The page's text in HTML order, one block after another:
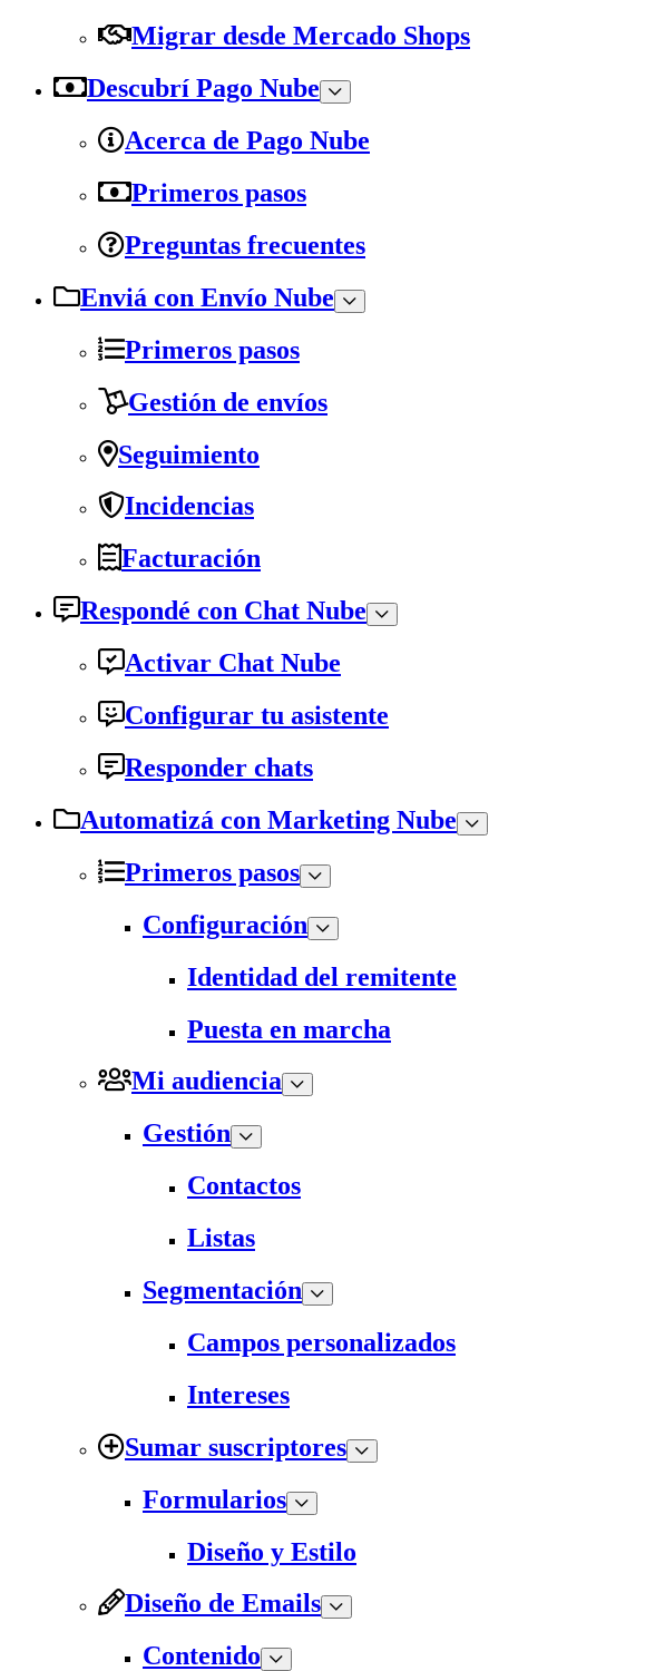
Migrar desde Mercado Shops
Descubrí Pago Nube
Acerca de Pago Nube
Primeros pasos
Preguntas frecuentes
Enviá con Envío Nube
Primeros pasos
Gestión de envíos
Seguimiento
Incidencias
Facturación
Respondé con Chat Nube
Activar Chat Nube
Configurar tu asistente
Responder chats
Automatizá con Marketing Nube
Primeros pasos
Configuración
Identidad del remitente
Puesta en marcha
Mi audiencia
Gestión
Contactos
Listas
Segmentación
Campos personalizados
Intereses
Sumar suscriptores
Formularios
Diseño y Estilo
Diseño de Emails
Contenido